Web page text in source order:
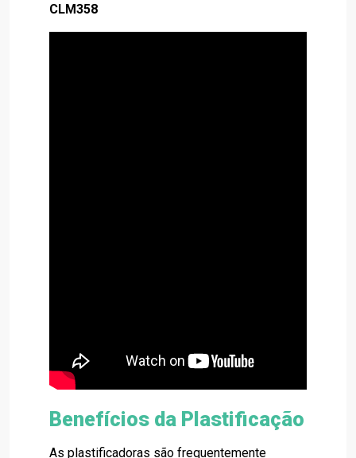
CLM358
Benefícios da Plastificação
As plastificadoras são frequentemente